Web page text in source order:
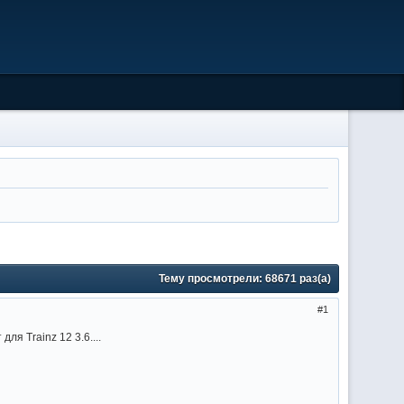
Тему просмотрели: 68671 раз(а)
1
Trainz 12 3.6....